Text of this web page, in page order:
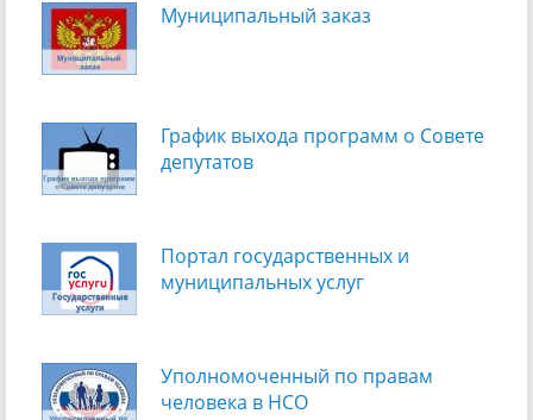
Муниципальный заказ
График выхода программ о Cовете
депутатов
Портал государственных и
муниципальных услуг
Уполномоченный по правам
человека в НСО